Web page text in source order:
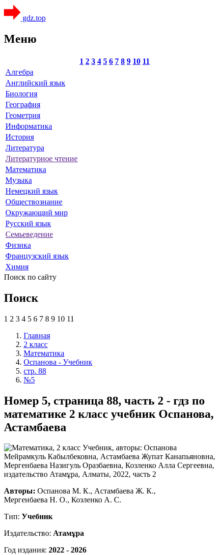
gdz.top
Меню
1 2 3 4 5 6 7 8 9 10 11
Алгебра
Английский язык
Биология
География
Геометрия
Информатика
История
Литература
Литературное чтение
Математика
Музыка
Немецкий язык
Обществознание
Окружающий мир
Русский язык
Семьеведение
Физика
Французский язык
Химия
Поиск по сайту
Поиск
1 2 3 4 5 6 7 8 9 10 11
Главная
2 класс
Математика
Оспанова - Учебник
стр. 88
№5
Номер 5, страница 88, часть 2 - гдз по
математике 2 класс учебник Оспанова,
Астамбаева
Авторы: Оспанова М. К., Астамбаева Ж. К.,
Мергенбаева Н. О., Козленко А. С.
Тип: Учебник
Издательство: Атамұра
Год издания: 2022 - 2026